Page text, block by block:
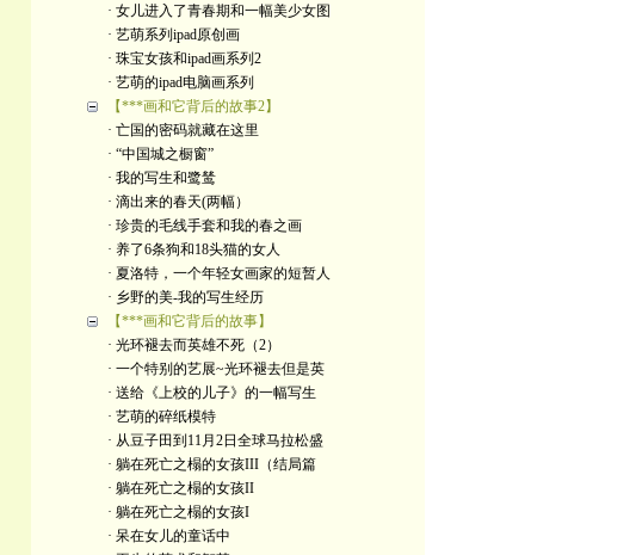
· 女儿进入了青春期和一幅美少女图
· 艺萌系列ipad原创画
· 珠宝女孩和ipad画系列2
· 艺萌的ipad电脑画系列
【***画和它背后的故事2】
· 亡国的密码就藏在这里
· “中国城之橱窗”
· 我的写生和鹭鸶
· 滴出来的春天(两幅）
· 珍贵的毛线手套和我的春之画
· 养了6条狗和18头猫的女人
· 夏洛特，一个年轻女画家的短暂人
· 乡野的美-我的写生经历
【***画和它背后的故事】
· 光环褪去而英雄不死（2）
· 一个特别的艺展~光环褪去但是英
· 送给《上校的儿子》的一幅写生
· 艺萌的碎纸模特
· 从豆子田到11月2日全球马拉松盛
· 躺在死亡之榻的女孩III（结局篇
· 躺在死亡之榻的女孩II
· 躺在死亡之榻的女孩I
· 呆在女儿的童话中